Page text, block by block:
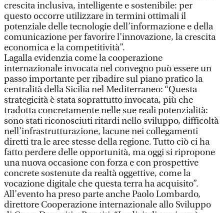
crescita inclusiva, intelligente e sostenibile: per
questo occorre utilizzare in termini ottimali il
potenziale delle tecnologie dell’informazione e della
comunicazione per favorire l’innovazione, la crescita
economica e la competitività”.
Lagalla evidenzia come la cooperazione
internazionale invocata nel convegno può essere un
passo importante per ribadire sul piano pratico la
centralità della Sicilia nel Mediterraneo: “Questa
strategicità è stata soprattutto invocata, più che
tradotta concretamente nelle sue reali potenzialità:
sono stati riconosciuti ritardi nello sviluppo, difficoltà
nell’infrastrutturazione, lacune nei collegamenti
diretti tra le aree stesse della regione. Tutto ciò ci ha
fatto perdere delle opportunità, ma oggi si ripropone
una nuova occasione con forza e con prospettive
concrete sostenute da realtà oggettive, come la
vocazione digitale che questa terra ha acquisito”.
All’evento ha preso parte anche Paolo Lombardo,
direttore Cooperazione internazionale allo Sviluppo